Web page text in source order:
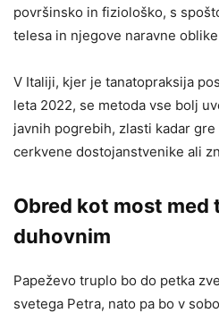
površinsko in fiziološko, s
telesa in njegove naravne
V Italiji, kjer je tanatopraksija
leta 2022, se metoda vse bolj
javnih pogrebih, zlasti kadar
cerkvene dostojanstvenike ali
Obred kot most med
duhovnim
Papeževo truplo bo do petka
svetega Petra, nato pa bo v